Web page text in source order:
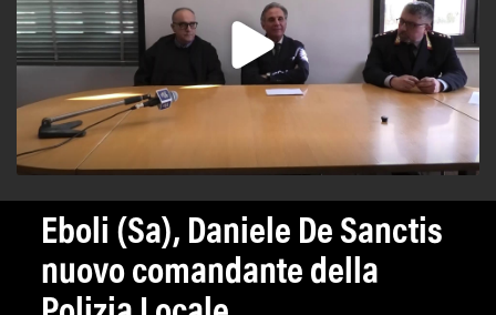
Eboli (Sa), Daniele De Sanctis
nuovo comandante della